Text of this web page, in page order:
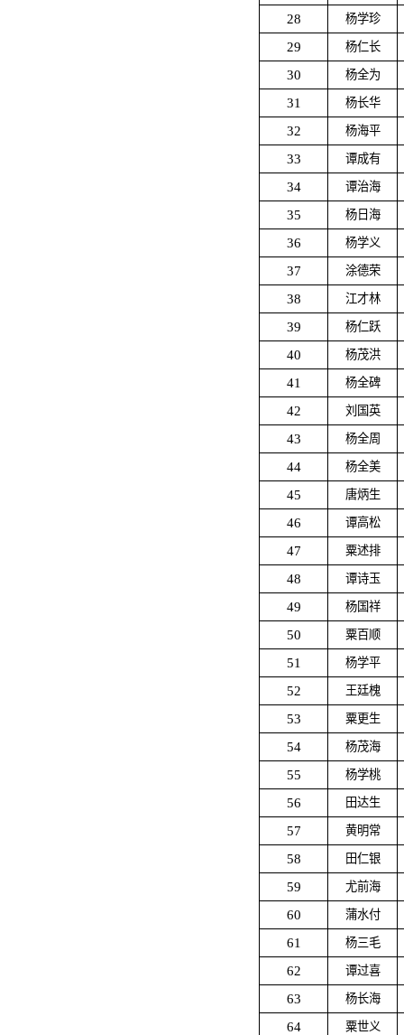
28 杨学珍
29 杨仁长
30 杨全为
31 杨长华
32 杨海平
33 谭成有
34 谭治海
35 杨日海
36 杨学义
37 涂德荣
38 江才林
39 杨仁跃
40 杨茂洪
41 杨全碑
42 刘国英
43 杨全周
44 杨全美
45 唐炳生
46 谭高松
47 粟述排
48 谭诗玉
49 杨国祥
50 粟百顺
51 杨学平
52 王廷槐
53 粟更生
54 杨茂海
55 杨学桃
56 田达生
57 黄明常
58 田仁银
59 尤前海
60 蒲水付
61 杨三毛
62 谭过喜
63 杨长海
64 粟世义